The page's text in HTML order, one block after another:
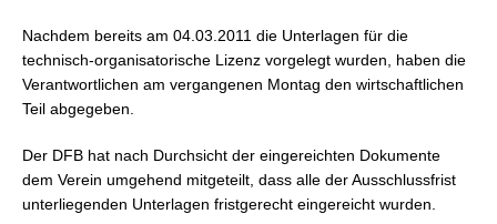
Nachdem bereits am 04.03.2011 die Unterlagen für die
technisch-organisatorische Lizenz vorgelegt wurden, haben die
Verantwortlichen am vergangenen Montag den wirtschaftlichen
Teil abgegeben.
Der DFB hat nach Durchsicht der eingereichten Dokumente
dem Verein umgehend mitgeteilt, dass alle der Ausschlussfrist
unterliegenden Unterlagen fristgerecht eingereicht wurden.